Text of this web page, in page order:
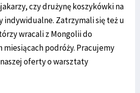
czy drużynę koszykówki na
indywidualne. Zatrzymali się też u
wracali z Mongolii do
miesiącach podróży. Pracujemy
oferty o warsztaty